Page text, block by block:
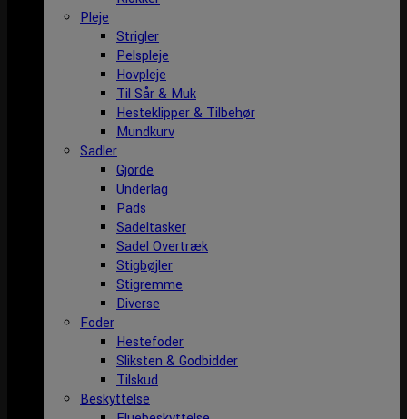
Pleje
Strigler
Pelspleje
Hovpleje
Til Sår & Muk
Hesteklipper & Tilbehør
Mundkurv
Sadler
Gjorde
Underlag
Pads
Sadeltasker
Sadel Overtræk
Stigbøjler
Stigremme
Diverse
Foder
Hestefoder
Sliksten & Godbidder
Tilskud
Beskyttelse